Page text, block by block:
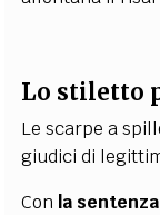
Lo stiletto
Le scarpe a
giudici di
Con la